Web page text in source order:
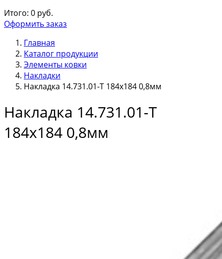
Итого: 0 руб.
Оформить заказ
Главная
Каталог продукции
Элементы ковки
Накладки
Накладка 14.731.01-Т 184х184 0,8мм
Накладка 14.731.01-Т
184х184 0,8мм